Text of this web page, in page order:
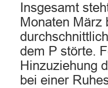
Insgesamt
Monaten März
dem P störte.
Hinzuziehung
bei einer